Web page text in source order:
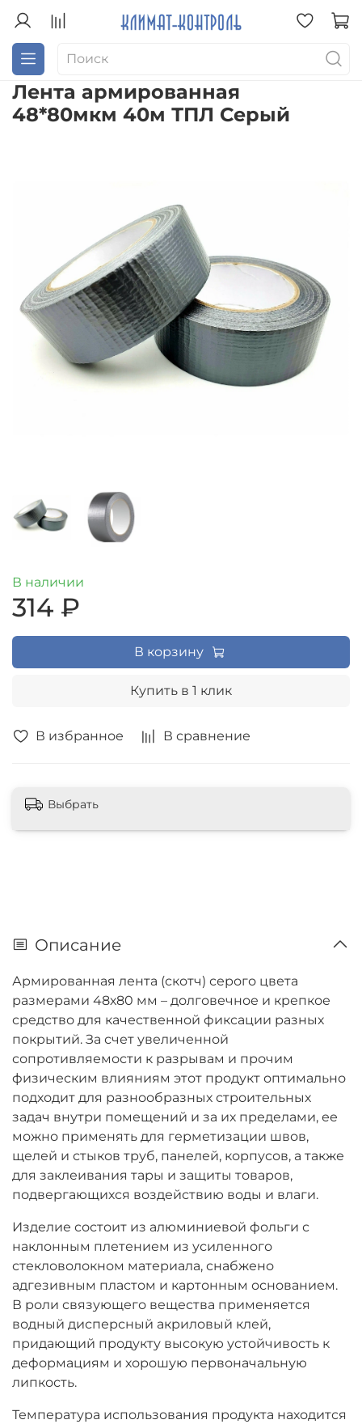
Лента армированная
48*80мкм 40м ТПЛ Серый
В избранное В сравнение
В наличии
314 ₽
В корзину
Купить в 1 клик
Выбрать
Описание
Армированная лента (скотч) серого цвета
размерами 48х80 мм – долговечное и крепкое
средство для качественной фиксации разных
покрытий. За счет увеличенной
сопротивляемости к разрывам и прочим
физическим влияниям этот продукт оптимально
подходит для разнообразных строительных
задач внутри помещений и за их пределами, ее
можно применять для герметизации швов,
щелей и стыков труб, панелей, корпусов, а также
для заклеивания тары и защиты товаров,
подвергающихся воздействию воды и влаги.
Изделие состоит из алюминиевой фольги с
наклонным плетением из усиленного
стекловолокном материала, снабжено
адгезивным пластом и картонным основанием.
В роли связующего вещества применяется
водный дисперсный акриловый клей,
придающий продукту высокую устойчивость к
деформациям и хорошую первоначальную
липкость.
Температура использования продукта находится